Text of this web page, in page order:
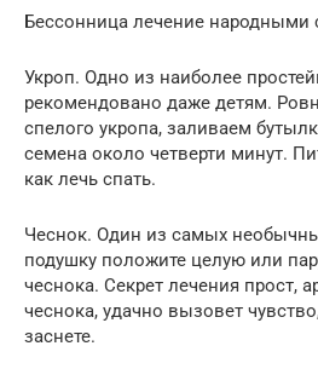
Бессонница лечение народными
Укроп. Одно из наиболее
рекомендовано даже детям.
спелого укропа, заливаем
семена около четверти минут.
как лечь спать.
Чеснок. Один из самых
подушку положите целую или
чеснока. Секрет лечения прост,
чеснока, удачно вызовет
заснете.